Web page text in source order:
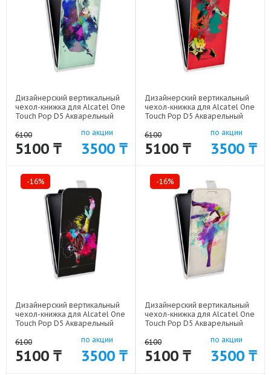
Дизайнерский вертикальный
чехол-книжка для Alcatel One
Touch Pop D5 Акварельный
6100
5100 ₸
по акции
3500 ₸
Дизайнерский вертикальный
чехол-книжка для Alcatel One
Touch Pop D5 Акварельный
6100
5100 ₸
по акции
3500 ₸
-16%
Дизайнерский вертикальный
чехол-книжка для Alcatel One
Touch Pop D5 Акварельный
6100
5100 ₸
по акции
3500 ₸
-16%
Дизайнерский вертикальный
чехол-книжка для Alcatel One
Touch Pop D5 Акварельный
6100
5100 ₸
по акции
3500 ₸